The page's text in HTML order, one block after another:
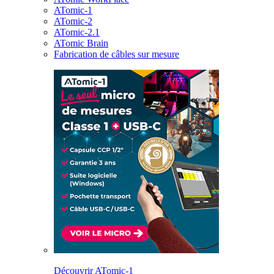
ATomic-1
ATomic-2
ATomic-2.1
ATomic Brain
Fabrication de câbles sur mesure
Découvrir ATomic-1